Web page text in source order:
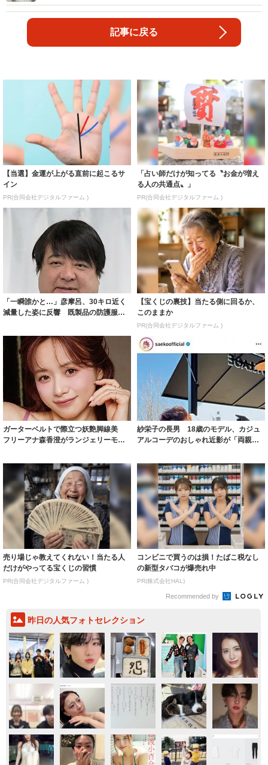
記事に戻る
【当選】金運が上がる直前に起こるサ
イン
PR(合同会社デジタルファーム )
「占い師だけが知ってる〝お金が増え
る人の共通点〟」
PR(合同会社デジタルファーム )
「一瞬誰かと…」彦摩呂、30キロ近く
減量した姿に反響 既製品の防護服が
【宝くじの裏技】当たる側に回るか、
このままか
PR(合同会社デジタルファーム )
ガーターベルトで際立つ妖艶脚線美
フリーアナ森香澄がランジェリーモデ
紗栄子の長男 18歳のモデル、カジュ
アルコーデのおしゃれ近影が「両親の
売り場じゃ教えてくれない！当たる人
だけがやってる宝くじの習慣
PR(合同会社デジタルファーム )
コンビニで買うのは損！たばこ税なし
の新型タバコが爆売れ中
PR(株式会社HAL)
Recommended by
昨日の人気フォトセレクション